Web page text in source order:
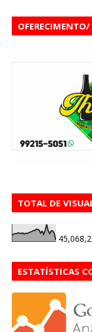
TOTAL DE
ESTATÍSTICAS